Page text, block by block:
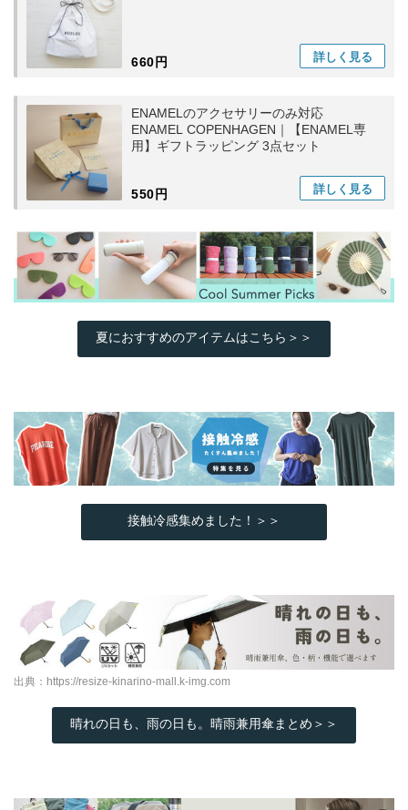
660円 詳しく 見る
ENAMELのアクセサリーのみ対応
ENAMEL COPENHAGEN｜【ENAMEL専
用】ギフトラッピング 3点セット
550円 詳しく 見る
夏におすすめのアイテムはこちら＞＞
接触冷感集めました！＞＞
出典： https://resize-kinarino-mall.k-img.com
晴れの日も、雨の日も。晴雨兼用傘まとめ＞＞